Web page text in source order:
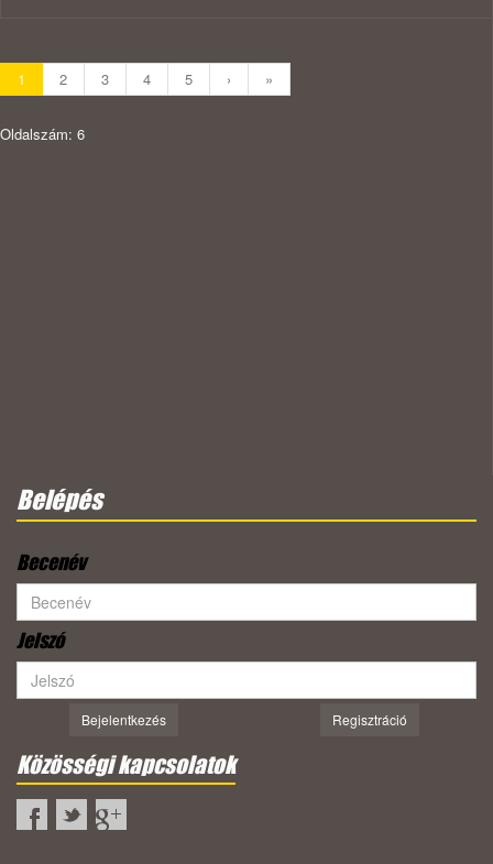
1 2 3 4 5 › »
Oldalszám: 6
Belépés
Becenév
Jelszó
Bejelentkezés Regisztráció
Közösségi kapcsolatok